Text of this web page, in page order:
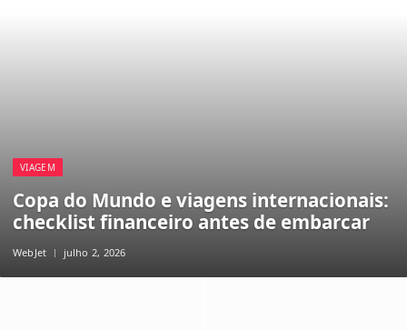
VIAGEM
Copa do Mundo e viagens internacionais:
checklist financeiro antes de embarcar
WebJet julho 2, 2026